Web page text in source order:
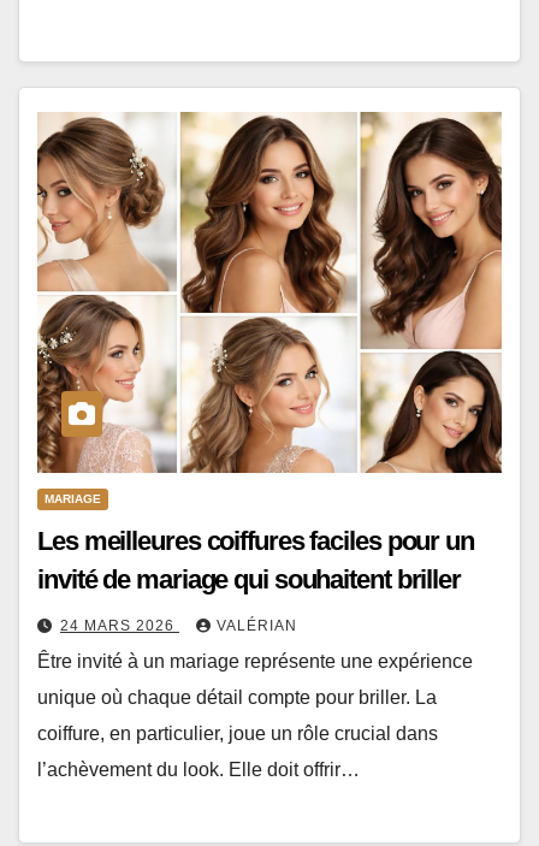
MARIAGE
Les meilleures coiffures faciles pour un
invité de mariage qui souhaitent briller
24 MARS 2026 VALÉRIAN
Être invité à un mariage représente une expérience
unique où chaque détail compte pour briller. La
coiffure, en particulier, joue un rôle crucial dans
l’achèvement du look. Elle doit offrir…